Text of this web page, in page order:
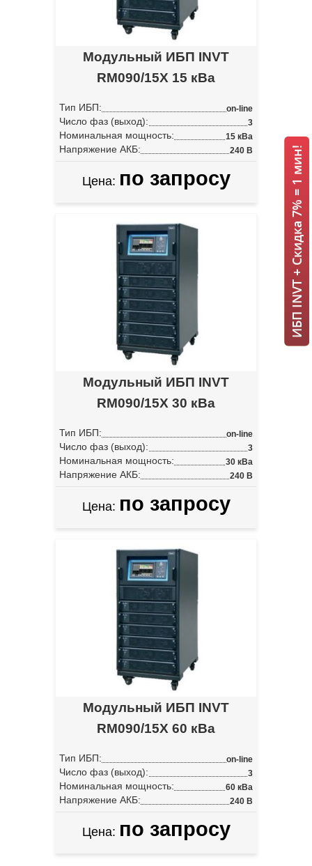
Модульный ИБП INVT
RM090/15X 15 кВа
Тип ИБП: on-line
Число фаз (выход): 3
Номинальная мощность: 15 кВа
Напряжение АКБ: 240 В
Цена: по запросу
Модульный ИБП INVT
RM090/15X 30 кВа
Тип ИБП: on-line
Число фаз (выход): 3
Номинальная мощность: 30 кВа
Напряжение АКБ: 240 В
Цена: по запросу
Модульный ИБП INVT
RM090/15X 60 кВа
Тип ИБП: on-line
Число фаз (выход): 3
Номинальная мощность: 60 кВа
Напряжение АКБ: 240 В
Цена: по запросу
ИБП INVT + Скидка 7% = 1 мин!